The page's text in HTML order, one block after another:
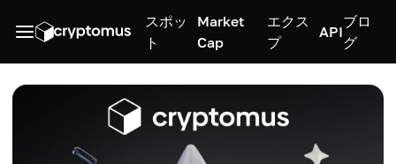
スポッ
ト
Market
Cap
エクス
プ
API
ブロ
グ